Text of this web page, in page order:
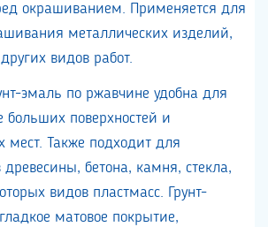
окрашиванием. Применяется для
металлических изделий,
видов работ.
эмаль по ржавчине удобна для
поверхностей и
мест. Также подходит для
древесины, бетона, камня, стекла,
видов пластмасс. Грунт-
матовое покрытие,